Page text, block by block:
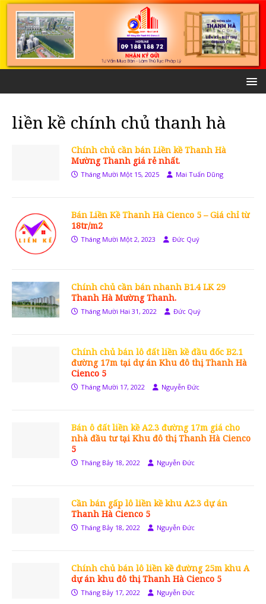
liền kề chính chủ thanh hà
Chính chủ cần bán Liền kề Thanh Hà
Mường Thanh giá rẻ nhất.
Tháng Mười Một 15, 2025 Mai Tuấn Dũng
Bán Liền Kề Thanh Hà Cienco 5 – Giá chỉ từ
18tr/m2
Tháng Mười Một 2, 2023 Đức Quý
Chính chủ cần bán nhanh B1.4 LK 29
Thanh Hà Mường Thanh.
Tháng Mười Hai 31, 2022 Đức Quý
Chính chủ bán lô đất liền kề đầu đốc B2.1
đường 17m tại dự án Khu đô thị Thanh Hà
Cienco 5
Tháng Mười 17, 2022 Nguyễn Đức
Bán ô đất liền kề A2.3 đường 17m giá cho
nhà đầu tư tại Khu đô thị Thanh Hà Cienco
5
Tháng Bảy 18, 2022 Nguyễn Đức
Cần bán gấp lô liền kề khu A2.3 dự án
Thanh Hà Cienco 5
Tháng Bảy 18, 2022 Nguyễn Đức
Chính chủ bán lô liền kề đường 25m khu A
dự án khu đô thị Thanh Hà Cienco 5
Tháng Bảy 17, 2022 Nguyễn Đức